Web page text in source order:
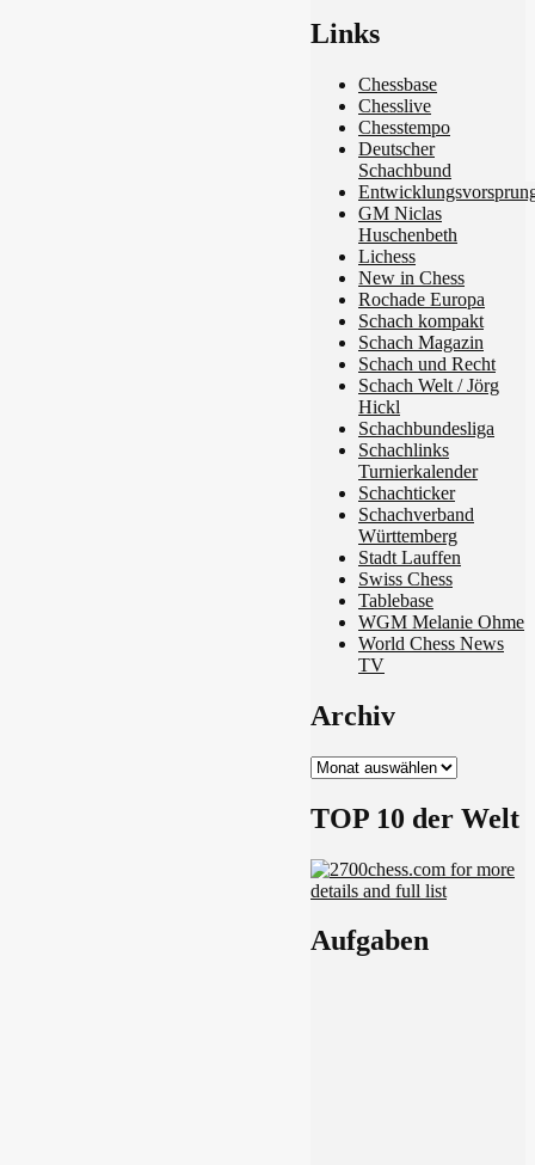
Links
Chessbase
Chesslive
Chesstempo
Deutscher
Schachbund
GM Niclas
Huschenbeth
Lichess
New in Chess
Rochade Europa
Schach kompakt
Schach Magazin
Schach und Recht
Schach Welt / Jörg
Hickl
Schachbundesliga
Schachlinks
Turnierkalender
Schachticker
Schachverband
Württemberg
Stadt Lauffen
Swiss Chess
Tablebase
WGM Melanie Ohme
World Chess News
TV
Archiv
Archiv
TOP 10 der Welt
Aufgaben